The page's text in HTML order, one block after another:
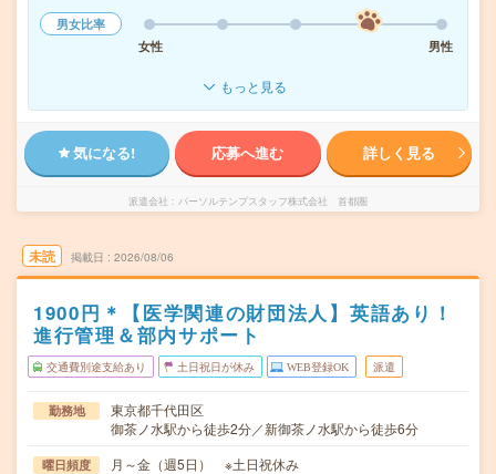
男女比率
女性
男性
もっと見る
気になる! 応募へ進む 詳しく見る
派遣会社 パーソルテンプスタッフ株式会社 首都圏
未読 掲載日 2026/08/06
1900円＊【医学関連の財団法人】英語あり！
進行管理＆部内サポート
交通費別途支給あり 土日祝日が休み WEB登録OK 派遣
勤務地
東京都千代田区
御茶ノ水駅から徒歩2分／新御茶ノ水駅から徒歩6分
曜日頻度 月～金（週5日） ※土日祝休み